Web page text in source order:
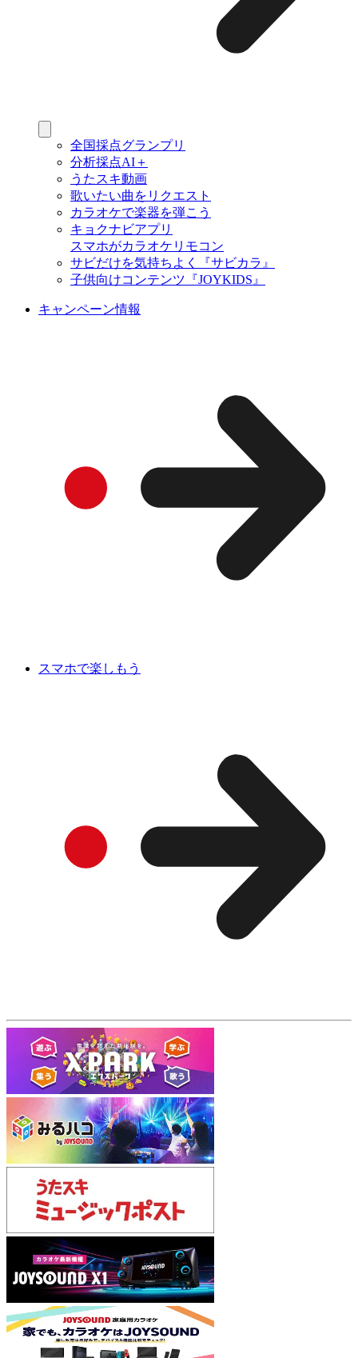
全国採点グランプリ
分析採点AI＋
うたスキ動画
歌いたい曲をリクエスト
カラオケで楽器を弾こう
キョクナビアプリ
スマホがカラオケリモコン
サビだけを気持ちよく『サビカラ』
子供向けコンテンツ『JOYKIDS』
キャンペーン情報
スマホで楽しもう